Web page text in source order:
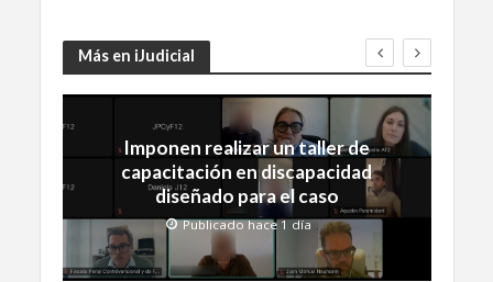
Más en iJudicial
Imponen realizar un taller de
capacitación en discapacidad
diseñado para el caso
Publicado hace 1 día